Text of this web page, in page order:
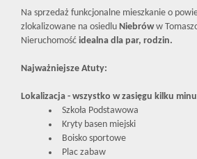
Na sprzedaż funkcjonalne mieszkanie o
zlokalizowane na osiedlu Niebróww
Nieruchomość idealna dla par, rodzin.
Najważniejsze Atuty:
Lokalizacja - wszystko w zasięgu kilku
Szkoła Podstawowa
Kryty basen miejski
Boisko sportowe
Plac zabaw